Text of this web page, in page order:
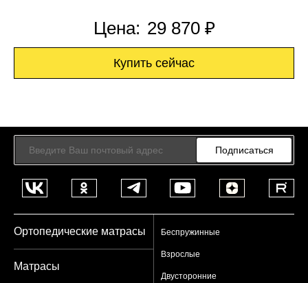
Цена: 29 870 ₽
Купить сейчас
Подписаться
Ортопедические матрасы Беспружинные
Взрослые
Двусторонние
Матрасы